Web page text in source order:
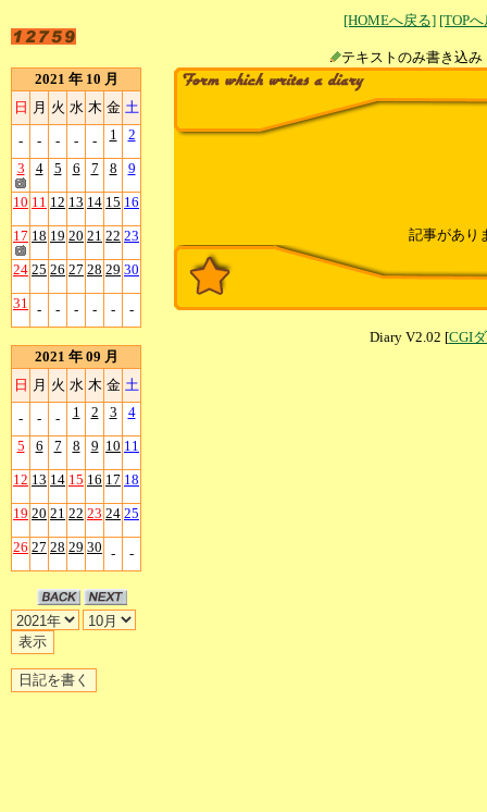
[HOMEへ戻る] [TOP
テキストのみ書
2021 年 10 月
日 月 火 水 木 金 土
- - - - - 1 2
3 4 5 6 7 8 9
10 11 12 13 14 15 16
17 18 19 20 21 22 23
24 25 26 27 28 29 30
31 - - - - - -
2021 年 09 月
日 月 火 水 木 金 土
- - - 1 2 3 4
5 6 7 8 9 10 11
12 13 14 15 16 17 18
19 20 21 22 23 24 25
26 27 28 29 30 - -
記事があり
Diary V2.02 [CGI